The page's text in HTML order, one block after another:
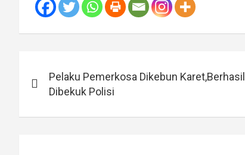
pos
Pelaku Pemerkosa Dikebun Karet,Berhasil
Dibekuk Polisi